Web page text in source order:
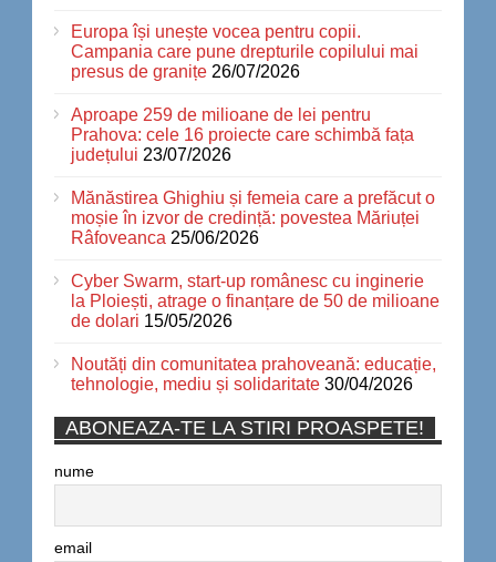
Europa își unește vocea pentru copii.
Campania care pune drepturile copilului mai
presus de granițe 26/07/2026
Aproape 259 de milioane de lei pentru
Prahova: cele 16 proiecte care schimbă fața
județului 23/07/2026
Mănăstirea Ghighiu și femeia care a prefăcut o
moșie în izvor de credință: povestea Măriuței
Râfoveanca 25/06/2026
Cyber Swarm, start-up românesc cu inginerie
la Ploiești, atrage o finanțare de 50 de milioane
de dolari 15/05/2026
Noutăți din comunitatea prahoveană: educație,
tehnologie, mediu și solidaritate 30/04/2026
ABONEAZA-TE LA STIRI PROASPETE!
nume
email